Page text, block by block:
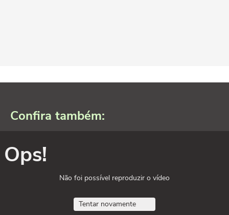
Confira também:
Ops!
Não foi possível reproduzir o vídeo
Tentar novamente